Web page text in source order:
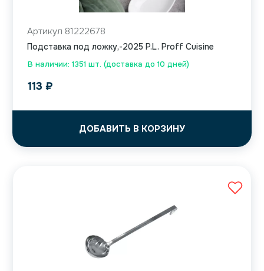
В наличии: 1351 шт. (доставка до 10 дней)
Артикул 81222678
Подставка под ложку,-2025 P.L. Proff Cuisine
113 ₽
ДОБАВИТЬ В КОРЗИНУ